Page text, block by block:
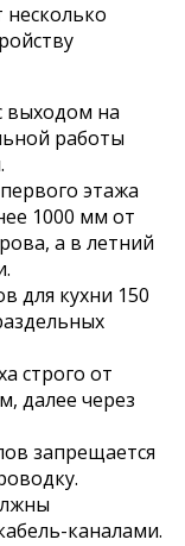
выходом на
работы
этажа
1000 мм от
а в летний
для кухни 150
строго от
далее через
запрещается
каналами.